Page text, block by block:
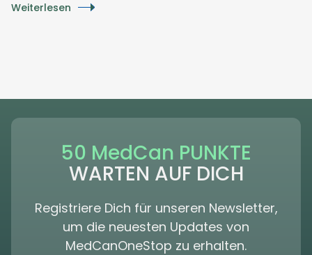
Weiterlesen
50 MedCan PUNKTE
WARTEN AUF DICH
Registriere Dich für unseren Newsletter,
um die neuesten Updates von
MedCanOneStop zu erhalten.